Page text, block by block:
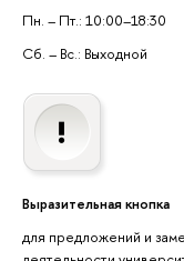
Пн. – Пт.: 10:00–18:30
Сб. – Вс.: Выходной
Выразительная кнопка
для предложений и